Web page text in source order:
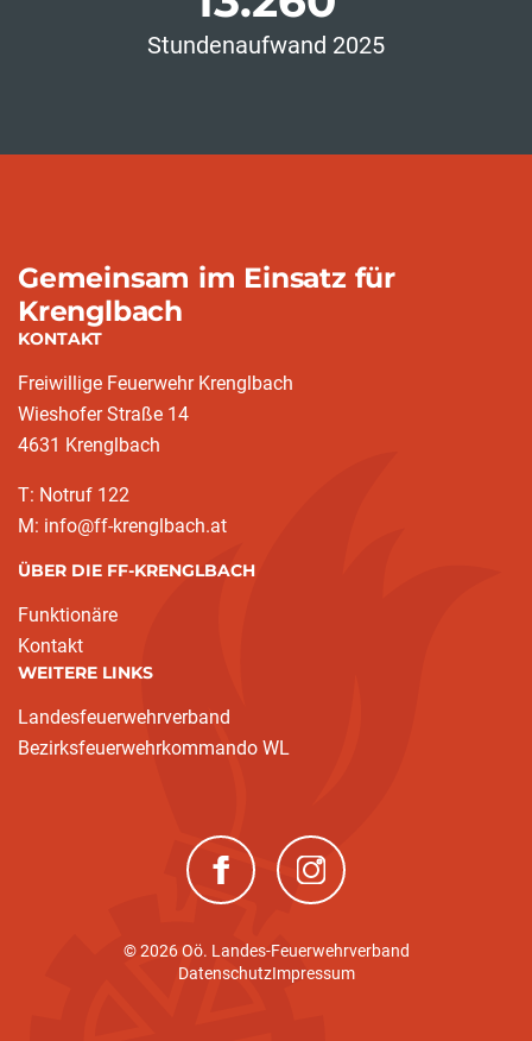
Stundenaufwand 2025
Gemeinsam im Einsatz für
Krenglbach
KONTAKT
Freiwillige Feuerwehr Krenglbach
Wieshofer Straße 14
4631 Krenglbach
T: Notruf 122
M: info@ff-krenglbach.at
ÜBER DIE FF-KRENGLBACH
Funktionäre
Kontakt
WEITERE LINKS
Landesfeuerwehrverband
Bezirksfeuerwehrkommando WL
(neues Fenster)(neues Fenster)
© 2026 Oö. Landes-Feuerwehrverband
DatenschutzImpressum